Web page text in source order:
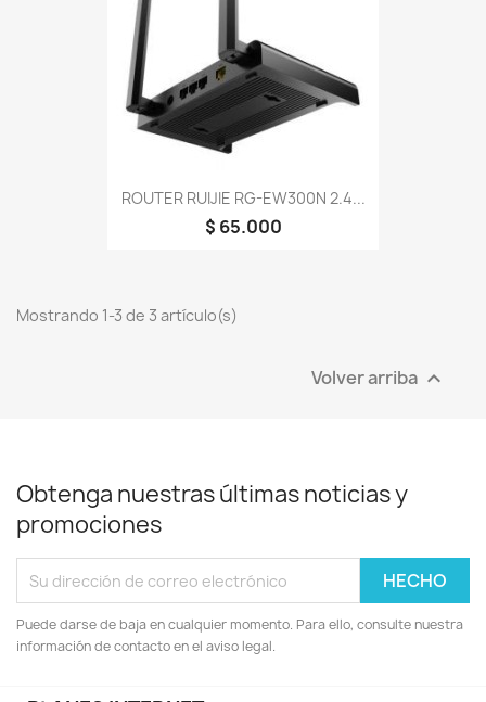
ROUTER RUIJIE RG-EW300N 2.4...
$ 65.000
Mostrando 1-3 de 3 artículo(s)
Volver arriba 
Obtenga nuestras últimas noticias y
promociones
Puede darse de baja en cualquier momento. Para ello, consulte nuestra
información de contacto en el aviso legal.